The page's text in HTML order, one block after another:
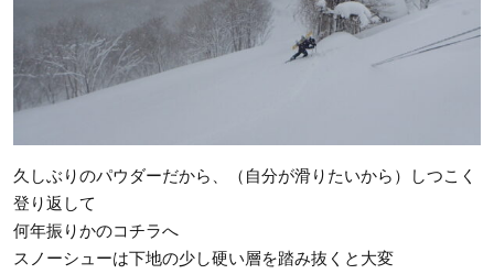
久しぶりのパウダーだから、（自分が滑りたいから）しつこく
登り返して
何年振りかのコチラへ
スノーシューは下地の少し硬い層を踏み抜くと大変